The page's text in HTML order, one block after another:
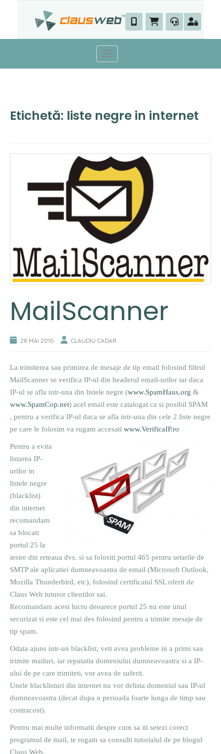
Toggle navigation
Etichetă: liste negre in internet
MailScanner
28 MAI 2010 CLAUDIU CADAR
La trimiterea sau primirea de mesaje de tip email folosind filtrul
MailScanner se verifica IP-ul din headerul email-urilor iar daca
IP-ul se afla intr-una din listele negre (www.SpamHaus.org &
www.SpamCop.net) acel email este catalogat ca si posibil SPAM
, pentru a verifica IP-ul daca se afla intr-una din cele 2 liste negre
pe care le folosim va rugam accesati www.VerificaIP.ro
Pentru a evita
listarea IP-
urilor in
listele negre
(blacklist)
din internet
recomandam
sa blocati
portul 25 la
iesire din reteaua dvs. si sa folositi portul 465 pentru setarile de
SMTP ale aplicatiei dumneavoastra de email (Microsoft Outlook,
Mozilla Thunderbird, etc), folosind certificatul SSL oferit de
Claus Web tuturor clientilor sai.
Recomandam acest lucru deoarece portul 25 nu este unul
securizat si este cel mai des folosind pentru a trimite mesaje de
tip spam.
Odata ajuns intr-un blacklist, veti avea probleme in a primi sau
trimite mailuri, iar reputatia domeniului dumneavoastra si a IP-
ului de pe care trimiteti, vor avea de suferit.
Unele blacklisturi din internet nu vor delista domeniul sau IP-ul
dumneavoastra (decat dupa o perioada foarte lunga de timp sau
contracost).
Pentru mai multe informatii despre cum sa iti setezi corect
programul de mail, te rugam sa consulti tutorialul de pe blogul
Claus Web.